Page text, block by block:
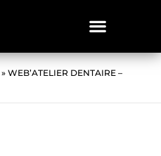
» WEB’ATELIER DENTAIRE –